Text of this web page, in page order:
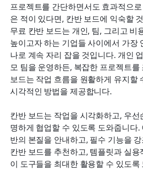
프로젝트를 간단하면서도 효과적으
은 적이 있다면, 칸반 보드에 익숙할
무료 칸반 보드는 개인, 팀, 그리고 비
높이고자 하는 기업들 사이에서 가장
나로 계속 자리 잡을 것입니다. 개인
모 팀을 운영하든, 복잡한 프로젝트
보드는 작업 흐름을 원활하게 유지할
시각적인 방법을 제공합니다.
칸반 보드는 작업을 시각화하고, 우선
명하게 협업할 수 있도록 도와줍니다
반의 본질을 안내하고, 필수 기능을
칸반 보드를 추천하고, 템플릿과 실용
이 도구들을 최대한 활용할 수 있도록
무료 칸반 소프트웨어에서 무엇을
더 나은 프로젝트 관리를 위한 상
보드 소프트웨어
시간과 비용을 절약할 수 있는 5가
반 템플릿
1. 기본 프로젝트 관리 템플릿
2. 애자일 스프린트 요금제 템플릿
3. 콘텐츠 캘린더 템플릿
4. 영업 파이프라인 템플릿
5. 개인 생산성 템플릿